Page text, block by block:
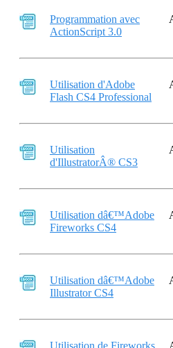
Programmation avec
ActionScript 3.0
Utilisation d'Adobe
Flash CS4 Professional
Utilisation
d'IllustratorÂ® CS3
Utilisation dâ€™Adobe
Fireworks CS4
Utilisation dâ€™Adobe
Illustrator CS4
Utilisation de Fireworks